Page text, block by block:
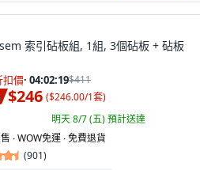
索引砧板組, 1組, 3個砧板 + 砧板
扣價· 04:02:18$411
$246 ($246.00/1套)
明天 8/7 (五)預計送達
∙ WOW免運 ∙ 免費退貨
(901)